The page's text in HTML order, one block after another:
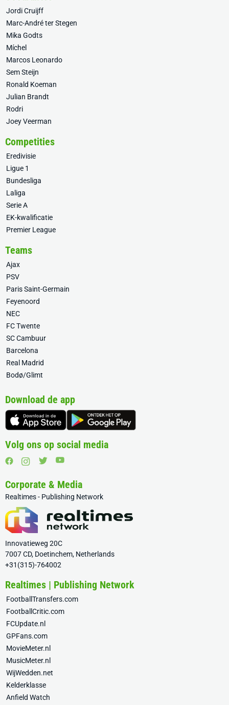
Jordi Cruijff
Marc-André ter Stegen
Mika Godts
Míchel
Marcos Leonardo
Sem Steijn
Ronald Koeman
Julian Brandt
Rodri
Joey Veerman
Competities
Eredivisie
Ligue 1
Bundesliga
Laliga
Serie A
EK-kwalificatie
Premier League
Teams
Ajax
PSV
Paris Saint-Germain
Feyenoord
NEC
FC Twente
SC Cambuur
Barcelona
Real Madrid
Bodø/Glimt
Download de app
Volg ons op social media
Corporate & Media
Realtimes - Publishing Network
Innovatieweg 20C
7007 CD, Doetinchem, Netherlands
+31(315)-764002
Realtimes | Publishing Network
FootballTransfers.com
FootballCritic.com
FCUpdate.nl
GPFans.com
MovieMeter.nl
MusicMeter.nl
WijWedden.net
Kelderklasse
Anfield Watch